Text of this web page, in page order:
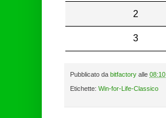
2
3
Pubblicato da bitfactory alle 08:10
Etichette: Win-for-Life-Classico